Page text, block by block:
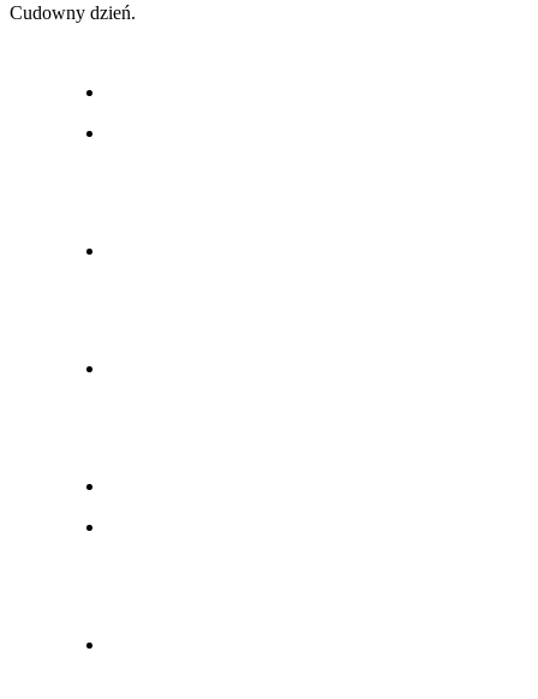
Cudowny dzień.